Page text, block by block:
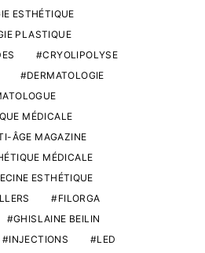
ESTHÉTIQUE
PLASTIQUE
CRYOLIPOLYSE
DERMATOLOGIE
MÉDICALE
ÂGE MAGAZINE
MÉDICALE
ESTHÉTIQUE
FILORGA
GHISLAINE BEILIN
INJECTIONS
LED